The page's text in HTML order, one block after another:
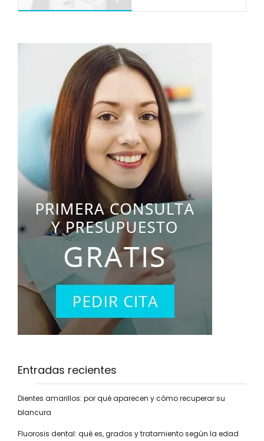
Entradas recientes
Dientes amarillos: por qué aparecen y cómo recuperar su
blancura
Fluorosis dental: qué es, grados y tratamiento según la edad